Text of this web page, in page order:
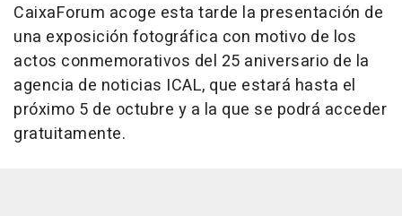
CaixaForum acoge esta tarde la presentación de
una exposición fotográfica con motivo de los
actos conmemorativos del 25 aniversario de la
agencia de noticias ICAL, que estará hasta el
próximo 5 de octubre y a la que se podrá acceder
gratuitamente.